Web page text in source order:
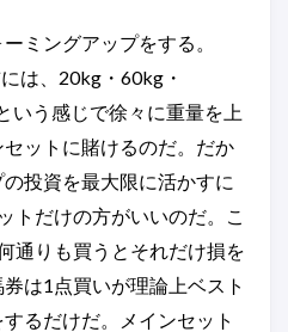
ミングアップをする。
は、20kg・60kg・
いう感じで徐々に重量を上
ットに賭けるのだ。だか
投資を最大限に活かすに
トだけの方がいいのだ。こ
通りも買うとそれだけ損を
は1点買いが理論上ベスト
るだけだ。メインセット